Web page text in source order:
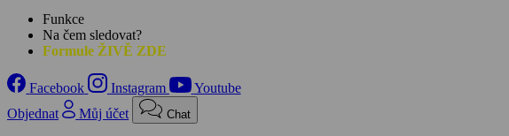
Funkce
Na čem sledovat?
Formule ŽIVĚ ZDE
Facebook Instagram
Youtube
Objednat
Můj účet Chat